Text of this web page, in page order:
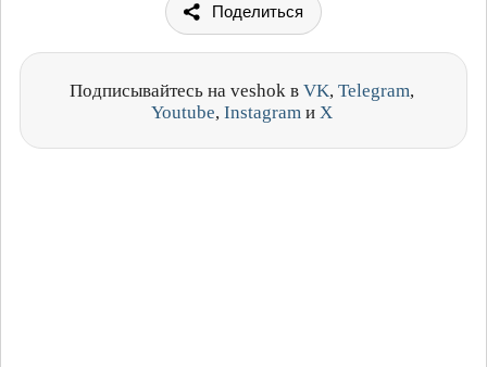
Поделиться
Подписывайтесь на veshok в VK, Telegram,
Youtube, Instagram и X